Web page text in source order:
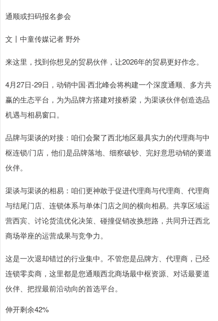
通顺或扫码报名参会
文丨中童传媒记者 野外
来这里，找到你想见的贸易伙伴，让2026年的贸易更好作念。
4月27日-29日，动销中国·西北峰会将构建一个深度通顺、多方共
赢的生态平台，为为品牌方搭建对接桥梁，为渠谈伙伴创造选品
机遇与相易窗口。
品牌与渠谈的对接：咱们会聚了西北地区最具实力的代理商与中
枢连锁/门店，他们是品牌落地、细察破钞、完好意思动销的要道
伙伴。
渠谈与渠谈的相易：咱们更神敢于促进代理商与代理商、代理商
与结尾门店、连锁体系与单体门店之间的横向相易。共享区域运
营西宾、讨论货流优化决策、碰撞促销改换想路，共同升迁西北
商场举座的运营成果与竞争力。
这是一次退却错过的行业集中。不管您是品牌方、代理商，已经
连锁零卖商，这里都是您通顺西北商场最中枢资源、对话最要道
伙伴、把捏最前沿动向的首选平台。
伸开剩余42%